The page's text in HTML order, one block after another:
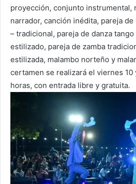
proyección, conjunto instrumental,
narrador, canción inédita, pareja
– tradicional, pareja de danza
estilizado, pareja de zamba
estilizada, malambo norteño y
certamen se realizará el viernes 10
horas, con entrada libre y gratuita.